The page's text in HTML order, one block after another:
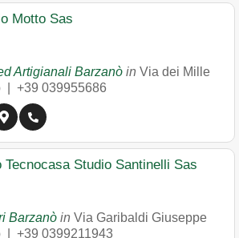
Motto Sas
Artigianali Barzanò in Via dei Mille
+39 039955686
Tecnocasa Studio Santinelli Sas
Barzanò in Via Garibaldi Giuseppe
+39 0399211943